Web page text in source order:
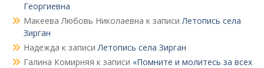
Георгиевна
Макеева Любовь Николаевна к записиЛетопись села
Зирган
Надежда к записиЛетопись села Зирган
Галина Комирняя к записи «Помните и молитесь за всех